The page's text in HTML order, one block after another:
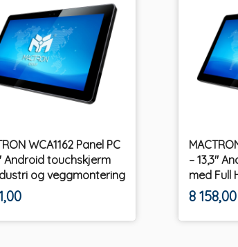
WCA1162 Panel PC
Android touchskjerm
og veggmontering
ekskl.
mva.
– 13,3"
med Full
Pris
8 158,00